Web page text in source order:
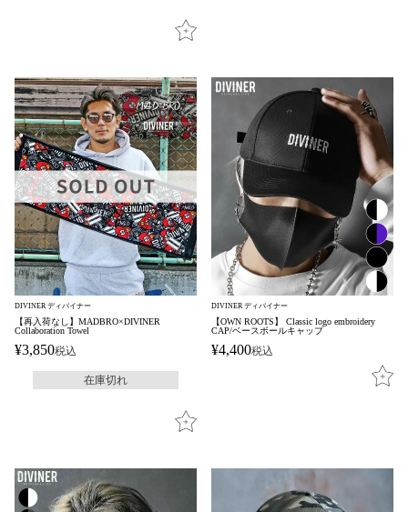
DIVINER ディバイナー
【再入荷なし】MADBRO×DIVINER
Collaboration Towel
¥3,850税込
在庫切れ
DIVINER ディバイナー
【OWN ROOTS】 Classic logo embroidery
CAP/ベースボールキャップ
¥4,400税込